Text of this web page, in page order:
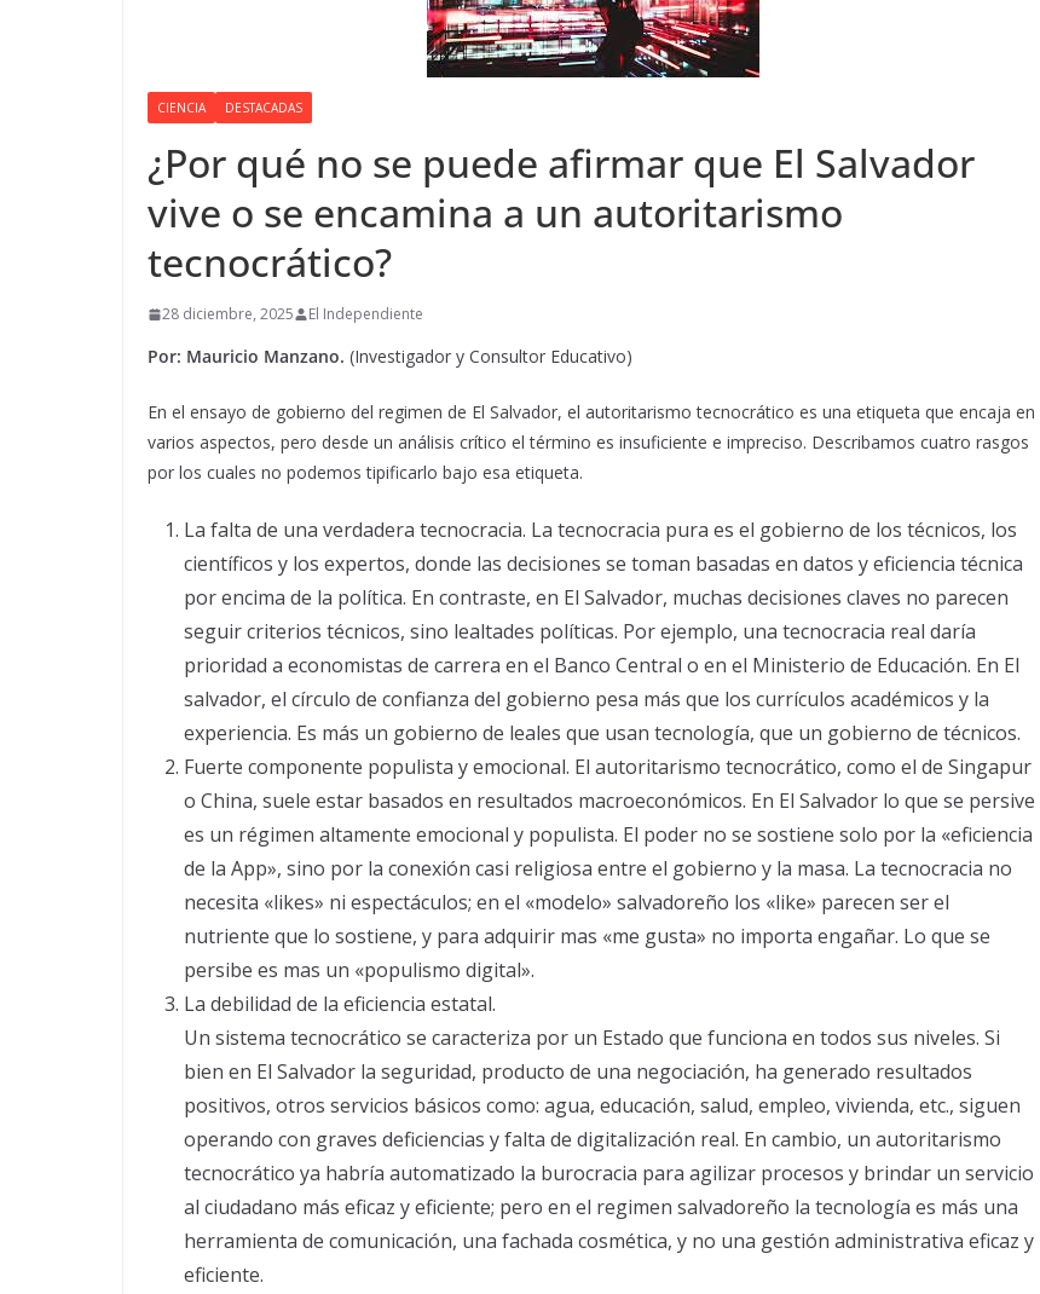
CIENCIA DESTACADAS
¿Por qué no se puede afirmar que El Salvador
vive o se encamina a un autoritarismo
tecnocrático?
28 diciembre, 2025 El Independiente
Por: Mauricio Manzano. (Investigador y Consultor Educativo)
En el ensayo de gobierno del regimen de El Salvador, el autoritarismo tecnocrático es una etiqueta que encaja en
varios aspectos, pero desde un análisis crítico el término es insuficiente e impreciso. Describamos cuatro rasgos
por los cuales no podemos tipificarlo bajo esa etiqueta.
La falta de una verdadera tecnocracia. La tecnocracia pura es el gobierno de los técnicos, los
científicos y los expertos, donde las decisiones se toman basadas en datos y eficiencia técnica
por encima de la política. En contraste, en El Salvador, muchas decisiones claves no parecen
seguir criterios técnicos, sino lealtades políticas. Por ejemplo, una tecnocracia real daría
prioridad a economistas de carrera en el Banco Central o en el Ministerio de Educación. En El
salvador, el círculo de confianza del gobierno pesa más que los currículos académicos y la
experiencia. Es más un gobierno de leales que usan tecnología, que un gobierno de técnicos.
Fuerte componente populista y emocional. El autoritarismo tecnocrático, como el de Singapur
o China, suele estar basados en resultados macroeconómicos. En El Salvador lo que se persive
es un régimen altamente emocional y populista. El poder no se sostiene solo por la «eficiencia
de la App», sino por la conexión casi religiosa entre el gobierno y la masa. La tecnocracia no
necesita «likes» ni espectáculos; en el «modelo» salvadoreño los «like» parecen ser el
nutriente que lo sostiene, y para adquirir mas «me gusta» no importa engañar. Lo que se
persibe es mas un «populismo digital».
La debilidad de la eficiencia estatal.
Un sistema tecnocrático se caracteriza por un Estado que funciona en todos sus niveles. Si
bien en El Salvador la seguridad, producto de una negociación, ha generado resultados
positivos, otros servicios básicos como: agua, educación, salud, empleo, vivienda, etc., siguen
operando con graves deficiencias y falta de digitalización real. En cambio, un autoritarismo
tecnocrático ya habría automatizado la burocracia para agilizar procesos y brindar un servicio
al ciudadano más eficaz y eficiente; pero en el regimen salvadoreño la tecnología es más una
herramienta de comunicación, una fachada cosmética, y no una gestión administrativa eficaz y
eficiente.